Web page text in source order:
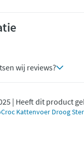
wij reviews?
| Heeft dit product
Kattenvoer Droog